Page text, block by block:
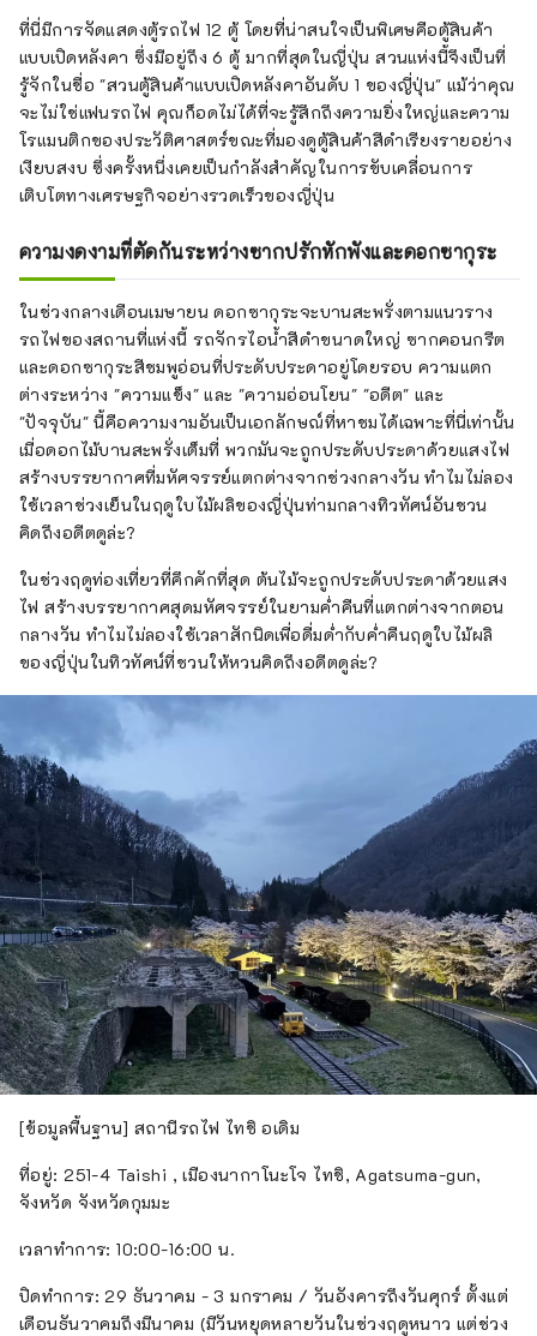
ที่นี่มีการจัดแสดงตู้รถไฟ 12 ตู้ โดยที่น่าสนใจเป็นพิเศษคือตู้สินค้า
แบบเปิดหลังคา ซึ่งมีอยู่ถึง 6 ตู้ มากที่สุดในญี่ปุ่น สวนแห่งนี้จึงเป็นที่
รู้จักในชื่อ "สวนตู้สินค้าแบบเปิดหลังคาอันดับ 1 ของญี่ปุ่น" แม้ว่าคุณ
จะไม่ใช่แฟนรถไฟ คุณก็อดไม่ได้ที่จะรู้สึกถึงความยิ่งใหญ่และความ
โรแมนติกของประวัติศาสตร์ขณะที่มองดูตู้สินค้าสีดำเรียงรายอย่าง
เงียบสงบ ซึ่งครั้งหนึ่งเคยเป็นกำลังสำคัญในการขับเคลื่อนการ
เติบโตทางเศรษฐกิจอย่างรวดเร็วของญี่ปุ่น
ความงดงามที่ตัดกันระหว่างซากปรักหักพังและดอกซากุระ
ในช่วงกลางเดือนเมษายน ดอกซากุระจะบานสะพรั่งตามแนวราง
รถไฟของสถานที่แห่งนี้ รถจักรไอน้ำสีดำขนาดใหญ่ ซากคอนกรีต
และดอกซากุระสีชมพูอ่อนที่ประดับประดาอยู่โดยรอบ ความแตก
ต่างระหว่าง "ความแข็ง" และ "ความอ่อนโยน" "อดีต" และ
"ปัจจุบัน" นี้คือความงามอันเป็นเอกลักษณ์ที่หาชมได้เฉพาะที่นี่เท่านั้น
เมื่อดอกไม้บานสะพรั่งเต็มที่ พวกมันจะถูกประดับประดาด้วยแสงไฟ
สร้างบรรยากาศที่มหัศจรรย์แตกต่างจากช่วงกลางวัน ทำไมไม่ลอง
ใช้เวลาช่วงเย็นในฤดูใบไม้ผลิของญี่ปุ่นท่ามกลางทิวทัศน์อันชวน
คิดถึงอดีตดูล่ะ?
ในช่วงฤดูท่องเที่ยวที่คึกคักที่สุด ต้นไม้จะถูกประดับประดาด้วยแสง
ไฟ สร้างบรรยากาศสุดมหัศจรรย์ในยามค่ำคืนที่แตกต่างจากตอน
กลางวัน ทำไมไม่ลองใช้เวลาสักนิดเพื่อดื่มด่ำกับค่ำคืนฤดูใบไม้ผลิ
ของญี่ปุ่นในทิวทัศน์ที่ชวนให้หวนคิดถึงอดีตดูล่ะ?
[ข้อมูลพื้นฐาน] สถานีรถไฟ ไทชิ อเดิม
ที่อยู่: 251-4 Taishi , เมืองนากาโนะโจ ไทชิ, Agatsuma-gun,
จังหวัด จังหวัดกุมมะ
เวลาทำการ: 10:00-16:00 น.
ปิดทำการ: 29 ธันวาคม - 3 มกราคม / วันอังคารถึงวันศุกร์ ตั้งแต่
เดือนธันวาคมถึงมีนาคม (มีวันหยุดหลายวันในช่วงฤดูหนาว แต่ช่วง